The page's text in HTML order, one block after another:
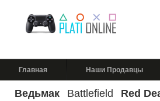
Главная Наши Продавцы
Ведьмак Battlefield Red